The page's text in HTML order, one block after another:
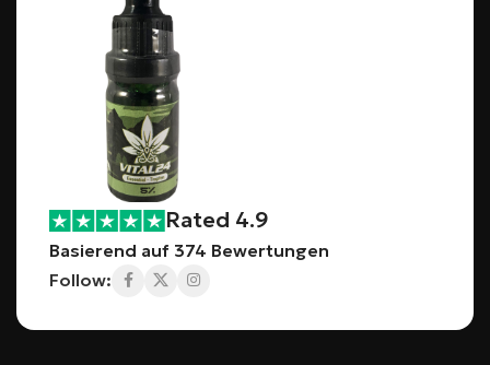
Rated 4.9
Basierend auf 374 Bewertungen
Follow: